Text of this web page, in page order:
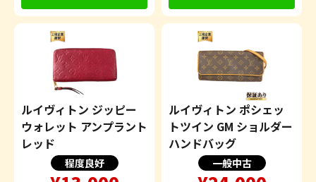
ルイヴィトン ジッピー
ウォレット アンプラント
レッド
程度良好
ルイヴィトン ポシェッ
トツイン GM ショルダー
ハンドバッグ
一般中古